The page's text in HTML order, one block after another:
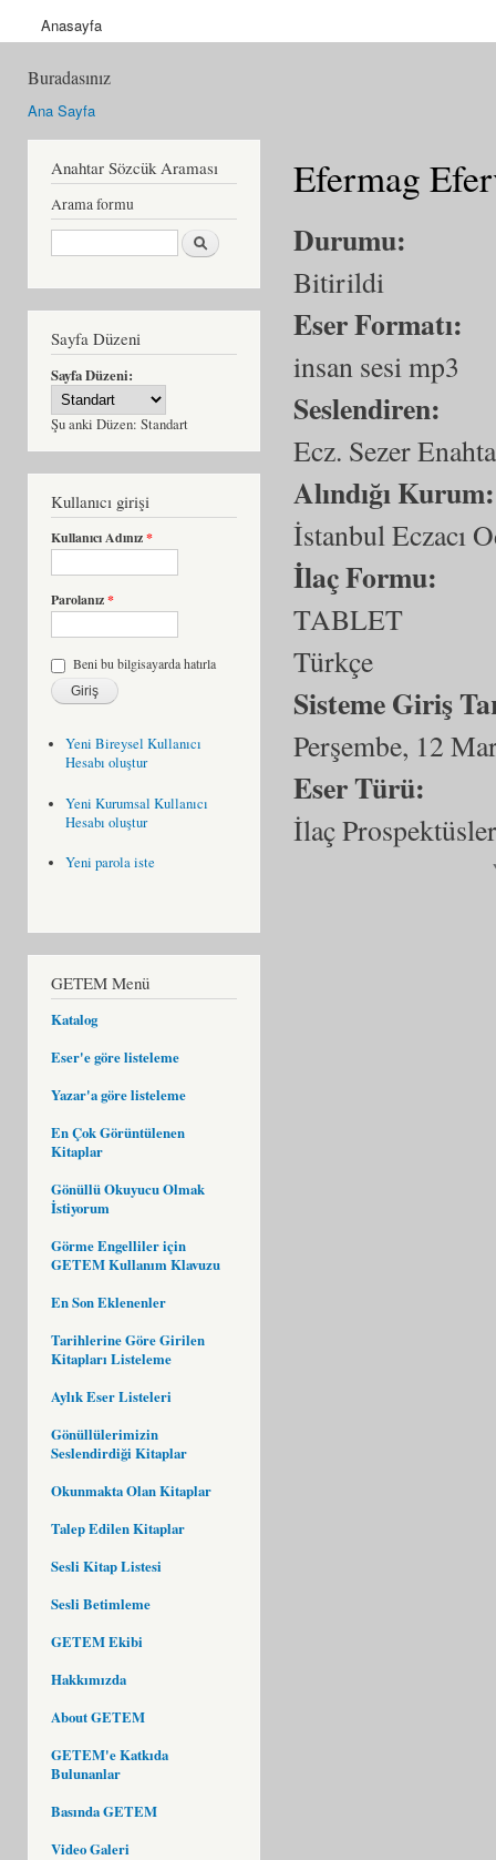
Anasayfa
Buradasınız
Ana Sayfa
Anahtar Sözcük Araması
Arama formu
Ara
Sayfa Düzeni
Sayfa Düzeni:
Şu anki Düzen: Standart
Kullanıcı girişi
Kullanıcı Adınız*
Parolanız*
Beni bu bilgisayarda hatırla
Yeni Bireysel Kullanıcı
Hesabı oluştur
Yeni Kurumsal Kullanıcı
Hesabı oluştur
Yeni parola iste
GETEM Menü
Katalog
Eser'e göre listeleme
Yazar'a göre listeleme
En Çok Görüntülenen
Kitaplar
Gönüllü Okuyucu Olmak
İstiyorum
Görme Engelliler için
GETEM Kullanım Klavuzu
En Son Eklenenler
Tarihlerine Göre Girilen
Kitapları Listeleme
Aylık Eser Listeleri
Gönüllülerimizin
Seslendirdiği Kitaplar
Okunmakta Olan Kitaplar
Talep Edilen Kitaplar
Sesli Kitap Listesi
Sesli Betimleme
GETEM Ekibi
Hakkımızda
About GETEM
GETEM'e Katkıda
Bulunanlar
Basında GETEM
Video Galeri
Efermag
Durumu:
Bitirildi
Eser Formatı:
insan sesi mp3
Seslendiren:
Ecz. Sezer
Alındığı
İstanbul Eczacı
İlaç Formu:
TABLET
Türkçe
Sisteme Giriş
Perşembe, 12
Eser Türü:
İlaç